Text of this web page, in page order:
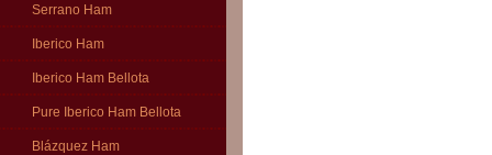
Serrano Ham
Iberico Ham
Iberico Ham Bellota
Pure Iberico Ham Bellota
Blázquez Ham